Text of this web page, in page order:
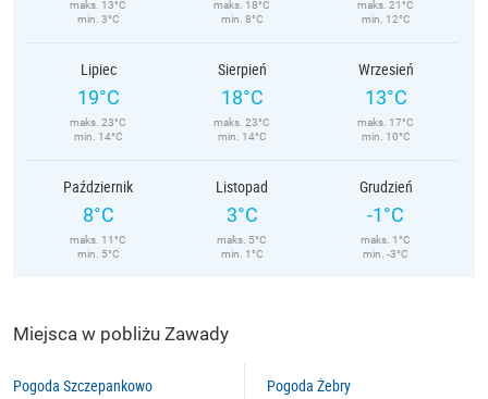
maks. 13°C
min. 3°C
maks. 18°C
min. 8°C
maks. 21°C
min. 12°C
Lipiec
19°C
maks. 23°C
min. 14°C
Sierpień
18°C
maks. 23°C
min. 14°C
Wrzesień
13°C
maks. 17°C
min. 10°C
Październik
8°C
maks. 11°C
min. 5°C
Listopad
3°C
maks. 5°C
min. 1°C
Grudzień
-1°C
maks. 1°C
min. -3°C
Miejsca w pobliżu Zawady
Pogoda Szczepankowo Pogoda Żebry